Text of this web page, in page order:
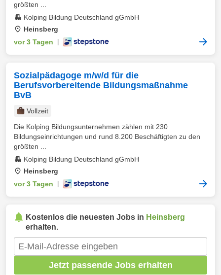
größten ...
Kolping Bildung Deutschland gGmbH
Heinsberg
vor 3 Tagen
Sozialpädagoge m/w/d für die
Berufsvorbereitende Bildungsmaßnahme
BvB
Vollzeit
Die Kolping Bildungsunternehmen zählen mit 230
Bildungseinrichtungen und rund 8.200 Beschäftigten zu den
größten ...
Kolping Bildung Deutschland gGmbH
Heinsberg
vor 3 Tagen
Kostenlos die neuesten Jobs in Heinsberg
erhalten.
Jetzt passende Jobs erhalten